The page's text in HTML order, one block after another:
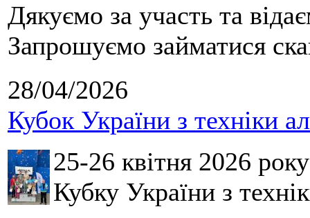
Дякуємо за участь та
Запрошуємо займатися
28/04/2026
Кубок України з техніки
25-26 квітня 2026
Кубку України з